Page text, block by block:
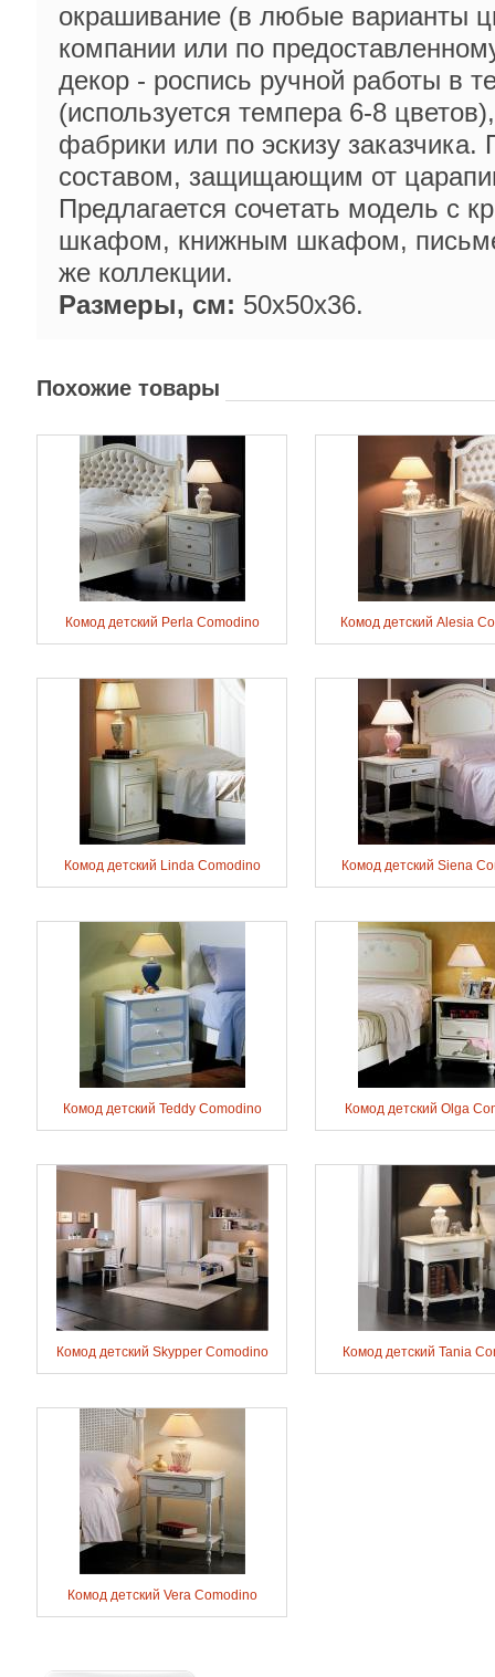
окрашивание (в любые варианты
компании или по
декор - роспись ручной работы в
(используется темпера 6-8
фабрики или по эскизу заказчика.
составом, защищающим от
Предлагается сочетать модель с
шкафом, книжным шкафом,
же коллекции.
Размеры, см: 50x50x36.
Похожие товары
Комод детский Perla Comodino Комод детский Alesia
Комод детский Linda Comodino Комод детский Siena
Комод детский Teddy Comodino Комод детский Olga
Комод детский Skypper Comodino Комод детский Tania
Комод детский Vera Comodino